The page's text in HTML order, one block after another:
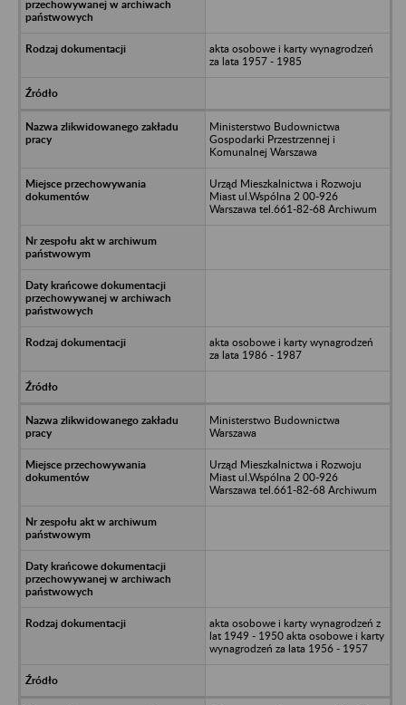
akta osobowe i karty wynagrodzeń
za lata 1957 - 1985
Ministerstwo Budownictwa
Gospodarki Przestrzennej i
Komunalnej Warszawa
Urząd Mieszkalnictwa i Rozwoju
Miast ul.Wspólna 2 00-926
Warszawa tel.661-82-68 Archiwum
akta osobowe i karty wynagrodzeń
za lata 1986 - 1987
Ministerstwo Budownictwa
Warszawa
Urząd Mieszkalnictwa i Rozwoju
Miast ul.Wspólna 2 00-926
Warszawa tel.661-82-68 Archiwum
akta osobowe i karty wynagrodzeń z
lat 1949 - 1950 akta osobowe i karty
wynagrodzeń za lata 1956 - 1957